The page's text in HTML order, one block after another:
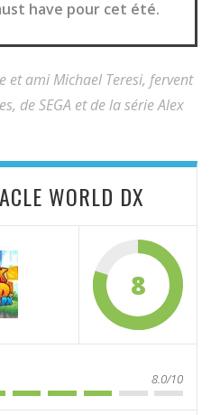
have pour cet été.
et ami Michael Teresi, fervent
de SEGA et de la série Alex
WORLD DX
8
8.0/10